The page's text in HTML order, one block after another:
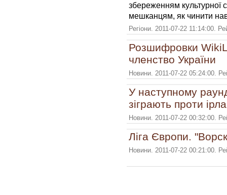
збереженням
мешканцям, як чинити
Регіони. 2011-07-22 11:14:00.
Розшифровки
членство України
Новини. 2011-07-22 05:24:00.
У наступному
зіграють проти
Новини. 2011-07-22 00:32:00.
Ліга Європи.
Новини. 2011-07-22 00:21:00.